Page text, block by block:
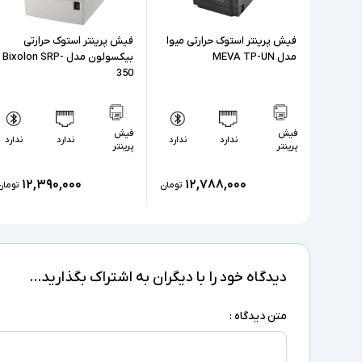
فیش پرینتر استوک حرارتی میوا
مدل MEVA TP-UN
فیش
پرینتر
ندارد ندارد
۱۲,۷۸۸,۰۰۰ تومان
فیش پرینتر استوک حرارتی
بیکسولون مدل Bixolon SRP-
350
فیش
پرینتر
ندارد ندارد
۱۲,۳۹۰,۰۰۰
دیدگاه خود را با دیگران به اشتراک بگذارید...
متن دیدگاه :